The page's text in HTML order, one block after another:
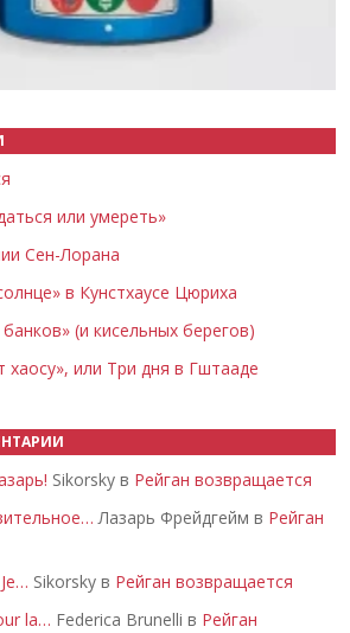
или умереть»
Сен-Лорана
в Кунстхаусе Цюриха
(и кисельных берегов)
хаосу», или Три дня в Гштааде
Sikorsky в Рейган возвращается
Лазарь Фрейдгейм в Рейган
Sikorsky в Рейган возвращается
la… Federica Brunelli в Рейган